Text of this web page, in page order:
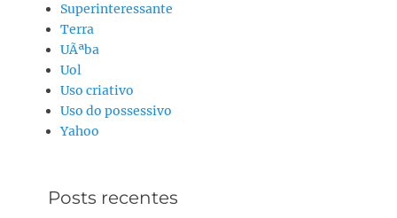
Superinteressante
Terra
UÃªba
Uol
Uso criativo
Uso do possessivo
Yahoo
Posts recentes